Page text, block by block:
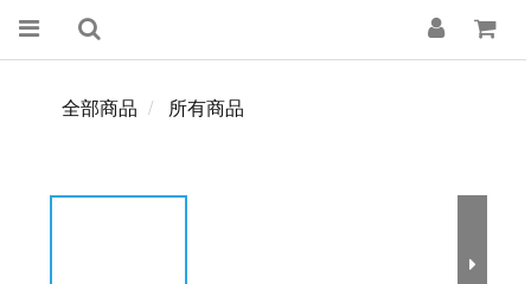
全部商品 所有商品